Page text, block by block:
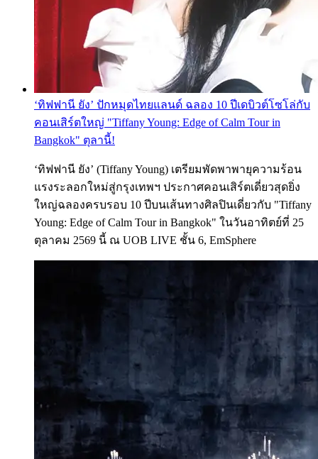
‘ทิฟฟานี ยัง’ ปักหมุดไทยแลนด์ ฉลอง 10 ปีเดบิวต์โซโล่กับ
คอนเสิร์ตใหญ่ "Tiffany Young: Edge of Calm Tour in
Bangkok" ตุลานี้!
‘ทิฟฟานี ยัง’ (Tiffany Young) เตรียมพัดพาพายุความร้อน
แรงระลอกใหม่สู่กรุงเทพฯ ประกาศคอนเสิร์ตเดี่ยวสุดยิ่ง
ใหญ่ฉลองครบรอบ 10 ปีบนเส้นทางศิลปินเดี่ยวกับ "Tiffany
Young: Edge of Calm Tour in Bangkok" ในวันอาทิตย์ที่ 25
ตุลาคม 2569 นี้ ณ UOB LIVE ชั้น 6, EmSphere